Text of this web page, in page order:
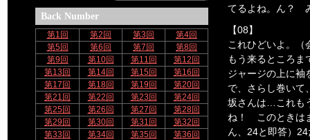
Back Number
第1回 第2回 第3回
第4回
第5回
第6回 第7回
第8回
第9回
第10回 第11回
第12回
第13回
第14回 第15回
第16回
第17回
第18回 第19回
第20回
第21回
第22回 第23回
第24回
第25回
第26回 第27回
第28回
第29回
第30回 第31回
第32回
第33回
第34回 第35回
第36回
てるよね。ん？
【08】
これひどいよ。（
もう来るところ
ジャージの上に
で、さらし巻い
坂さんは…これも
ね！ このときは
ん、24と即答）